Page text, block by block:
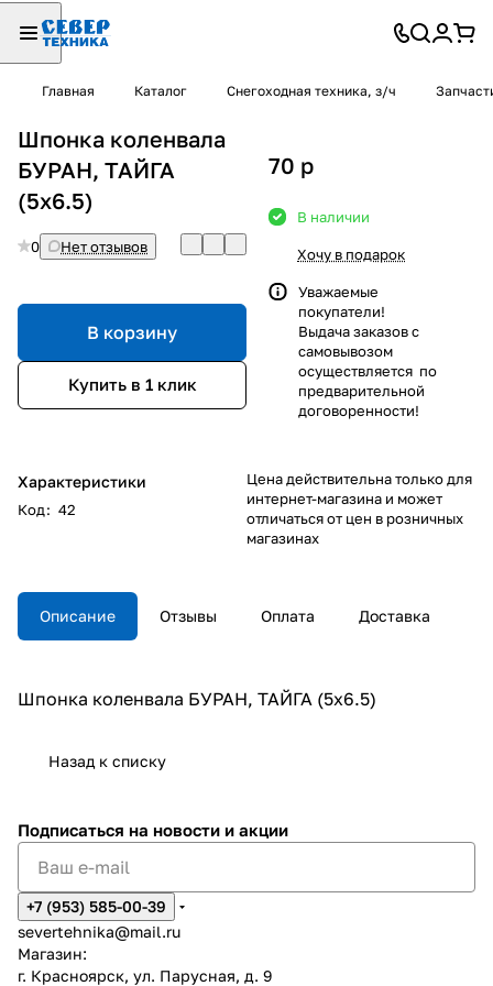
Главная Каталог Снегоходная техника, з/ч
Шпонка коленвала
БУРАН, ТАЙГА
(5х6.5)
0 Нет отзывов
В корзину
Купить в 1 клик
Характеристики
Код: 42
70 p
В наличии
Хочу в подарок
Уважаемые
покупатели!
Выдача заказов с
самовывозом
осуществляется по
предварительной
договоренности!
Цена действительна только для
интернет-магазина и может
отличаться от цен в розничных
магазинах
Описание Отзывы Оплата Доставка
Шпонка коленвала БУРАН, ТАЙГА (5х6.5)
Назад к списку
Подписаться на новости и акции
+7 (953) 585-00-39
severtehnika@mail.ru
Магазин:
г. Красноярск, ул. Парусная, д. 9